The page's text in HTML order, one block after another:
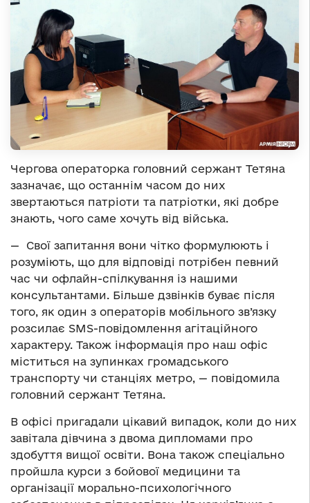
Чергова операторка головний сержант Тетяна
зазначає, що останнім часом до них
звертаються патріоти та патріотки, які добре
знають, чого саме хочуть від війська.
— Свої запитання вони чітко формулюють і
розуміють, що для відповіді потрібен певний
час чи офлайн-спілкування із нашими
консультантами. Більше дзвінків буває після
того, як один з операторів мобільного зв’язку
розсилає SMS-повідомлення агітаційного
характеру. Також інформація про наш офіс
міститься на зупинках громадського
транспорту чи станціях метро, — повідомила
головний сержант Тетяна.
В офісі пригадали цікавий випадок, коли до них
завітала дівчина з двома дипломами про
здобуття вищої освіти. Вона також спеціально
пройшла курси з бойової медицини та
організації морально-психологічного